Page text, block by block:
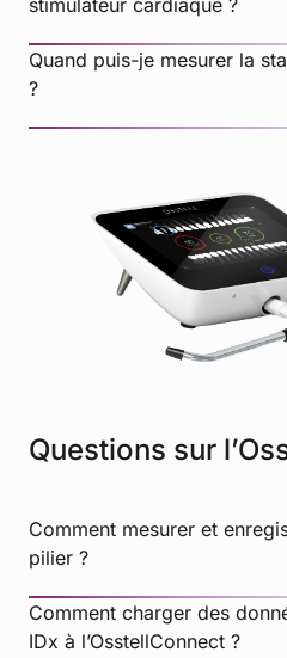
PremiumPlus : 183-2 X-
2
ici
La distance par rapport à
L’angle doit être ajusté
adapté à l’implant
Amortissement par les
Quand puis-je mesurer la
?
Questions sur
Comment mesurer et
pilier ?
Comment charger des
IDx à l’OsstellConnect ?